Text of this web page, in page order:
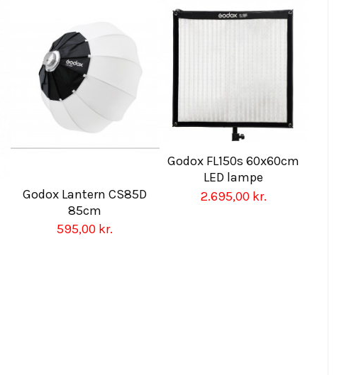
Godox Lantern CS85D
85cm
595,00 kr.
Godox FL150s 60x60cm
LED lampe
2.695,00 kr.